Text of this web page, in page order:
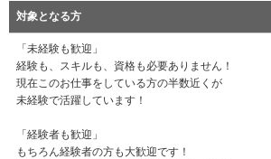
対象となる方
「未経験も歓迎」
経験も、スキルも、資格も必要ありません！
現在このお仕事をしている方の半数近くが
未経験で活躍しています！
「経験者も歓迎」
もちろん経験者の方も大歓迎です！